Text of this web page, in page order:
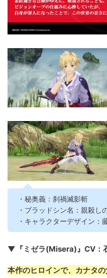
・秘奥義：刹禍滅影斬
・ブラッドシン名：親殺し
・キャラクターデザイン：
▼『ミゼラ(Misera)』CV：
本作のヒロインで、カナタ